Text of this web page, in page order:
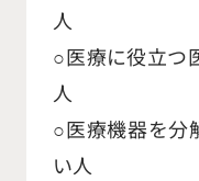
人
○医療に役立つ
人
○医療機器を分
い人